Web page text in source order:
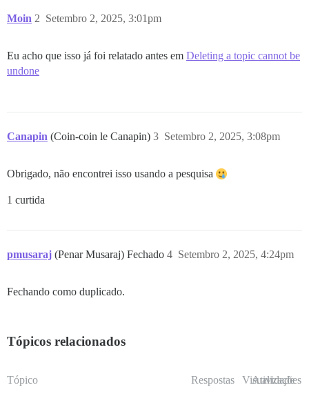
Moin Setembro 2, 2025, 3:01pm
2
Eu acho que isso já foi relatado antes em Deleting a topic cannot be
undone
Canapin (Coin-coin le Canapin) Setembro 2, 2025, 3:08pm
3
Obrigado, não encontrei isso usando a pesquisa
1 curtida
pmusaraj (Penar Musaraj) Fechado Setembro 2, 2025, 4:24pm
4
Fechando como duplicado.
Tópicos relacionados
Tópico Respostas Visualizações
Atividade